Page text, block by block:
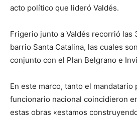
acto político que lideró Valdés.
Frigerio junto a Valdés recorrió las
barrio Santa Catalina, las cuales
conjunto con el Plan Belgrano e
En este marco, tanto el mandatario
funcionario nacional coincidieron
estas obras «estamos